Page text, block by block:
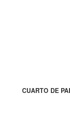
CUARTO DE